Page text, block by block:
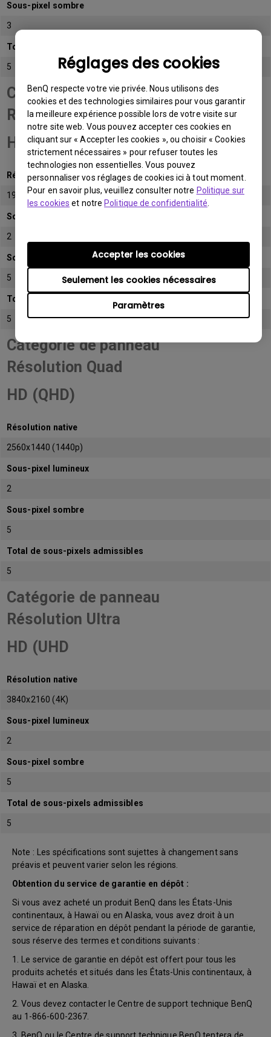
Réglages des cookies
BenQ respecte votre vie privée. Nous utilisons des
cookies et des technologies similaires pour vous garantir
la meilleure expérience possible lors de votre visite sur
notre site web. Vous pouvez accepter ces cookies en
cliquant sur « Accepter les cookies », ou choisir « Cookies
strictement nécessaires » pour refuser toutes les
technologies non essentielles. Vous pouvez
personnaliser vos réglages de cookies ici à tout moment.
Pour en savoir plus, veuillez consulter notre Politique sur
les cookies et notrePolitique de confidentialité
Paramètres
Seulement les cookies nécessaires
Accepter les cookies
Sous-pixel sombre
3
Total de sous-pixels admissibles
5
Catégorie de panneau
Résolution Full
HD (FHD)
Résolution native
1920x1080 (1080p)
Sous-pixel lumineux
2
Sous-pixel sombre
5
Total de sous-pixels admissibles
5
Catégorie de panneau
Résolution Quad
HD (QHD)
Résolution native
2560x1440 (1440p)
Sous-pixel lumineux
2
Sous-pixel sombre
5
Total de sous-pixels admissibles
5
Catégorie de panneau
Résolution Ultra
HD (UHD
Résolution native
3840x2160 (4K)
Sous-pixel lumineux
2
Sous-pixel sombre
5
Total de sous-pixels admissibles
5
Note : Les spécifications sont sujettes à changement sans
préavis et peuvent varier selon les régions.
Obtention du service de garantie en dépôt :
Si vous avez acheté un produit BenQ dans les États-Unis
continentaux, à Hawaï ou en Alaska, vous avez droit à un
service de réparation en dépôt pendant la période de garantie,
sous réserve des termes et conditions suivants :
1. Le service de garantie en dépôt est offert pour tous les
produits achetés et situés dans les États-Unis continentaux, à
Hawaï et en Alaska.
2. Vous devez contacter le Centre de support technique BenQ
au 1-866-600-2367.